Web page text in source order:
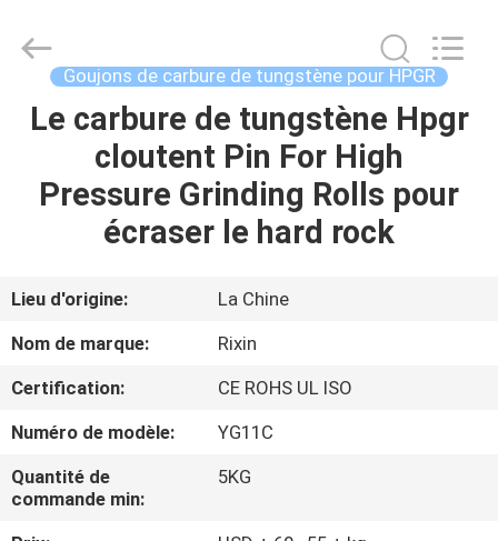
MAISON
PRODUITS
SUJET
DE
NOUS
VISITE
D'USINE
Cemented
Carbide
Reserved.
Goujons de carbure de tungstène pour HPGR
Le carbure de tungstène Hpgr
cloutent Pin For High
Pressure Grinding Rolls pour
écraser le hard rock
Lieu d'origine:
La Chine
Nom de marque:
Rixin
Certification:
CE ROHS UL ISO
Numéro de modèle:
YG11C
Quantité de
commande min:
5KG